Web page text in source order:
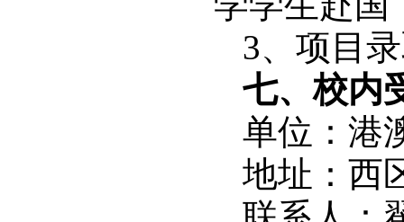
3、项目
七、校内
单位：港
地址：西